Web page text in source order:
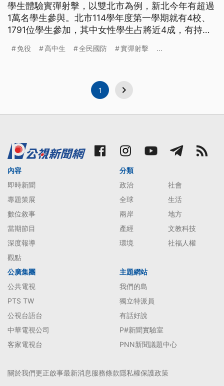
學生體驗實彈射擊，以雙北市為例，新北今年有超過
1萬名學生參與。北市114學年度第一學期就有4校、
1791位學生參加，其中女性學生占將近4成，有持續
案》，未來只有BMI大於45或身高144公分以下免
免役 高中生 全民國防 實彈射擊 ...
1
內容
即時新聞
專題策展
數位敘事
當期節目
深度報導
觀點
分類
政治
社會
全球
生活
兩岸
地方
產經
文教科技
環境
社福人權
公廣集團
公共電視
PTS TW
公視台語台
中華電視公司
客家電視台
主題網站
我們的島
獨立特派員
有話好說
P#新聞實驗室
PNN新聞議題中心
關於我們更正啟事最新消息服務條款隱私權保護政策